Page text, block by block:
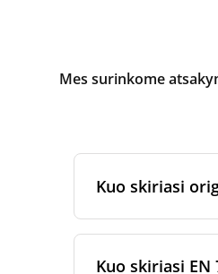
Mes surinkome
Kuo skiriasi
arba jam skirtų
Kuo skiriasi EN